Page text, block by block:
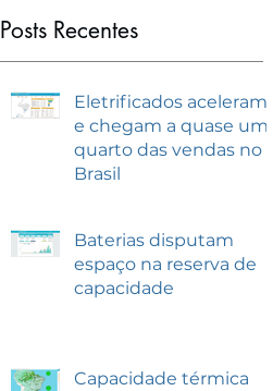
Posts Recentes
Eletrificados aceleram
e chegam a quase um
quarto das vendas no
Brasil
Baterias disputam
espaço na reserva de
capacidade
Capacidade térmica